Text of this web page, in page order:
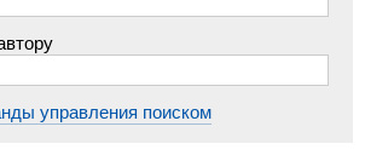
управления поиском